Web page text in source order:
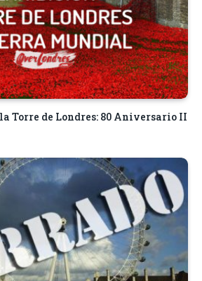
Torre de Londres: 80 Aniversario II